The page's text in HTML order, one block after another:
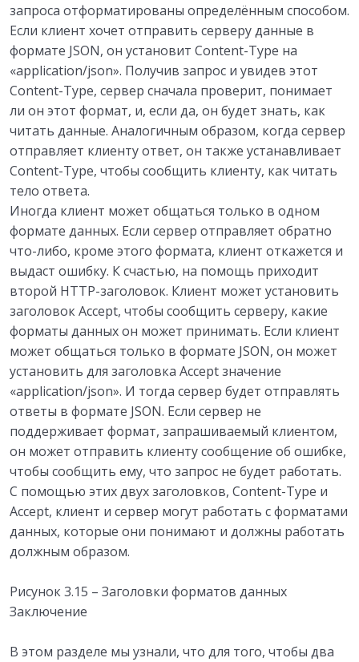
запроса отформатированы определённым способом.
Если клиент хочет отправить серверу данные в
формате JSON, он установит Content-Type на
«application/json». Получив запрос и увидев этот
Content-Type, сервер сначала проверит, понимает
ли он этот формат, и, если да, он будет знать, как
читать данные. Аналогичным образом, когда сервер
отправляет клиенту ответ, он также устанавливает
Content-Type, чтобы сообщить клиенту, как читать
тело ответа.
Иногда клиент может общаться только в одном
формате данных. Если сервер отправляет обратно
что-либо, кроме этого формата, клиент откажется и
выдаст ошибку. К счастью, на помощь приходит
второй HTTP-заголовок. Клиент может установить
заголовок Accept, чтобы сообщить серверу, какие
форматы данных он может принимать. Если клиент
может общаться только в формате JSON, он может
установить для заголовка Accept значение
«application/json». И тогда сервер будет отправлять
ответы в формате JSON. Если сервер не
поддерживает формат, запрашиваемый клиентом,
он может отправить клиенту сообщение об ошибке,
чтобы сообщить ему, что запрос не будет работать.
С помощью этих двух заголовков, Content-Type и
Accept, клиент и сервер могут работать с форматами
данных, которые они понимают и должны работать
должным образом.
Рисунок 3.15 – Заголовки форматов данных
Заключение
В этом разделе мы узнали, что для того, чтобы два